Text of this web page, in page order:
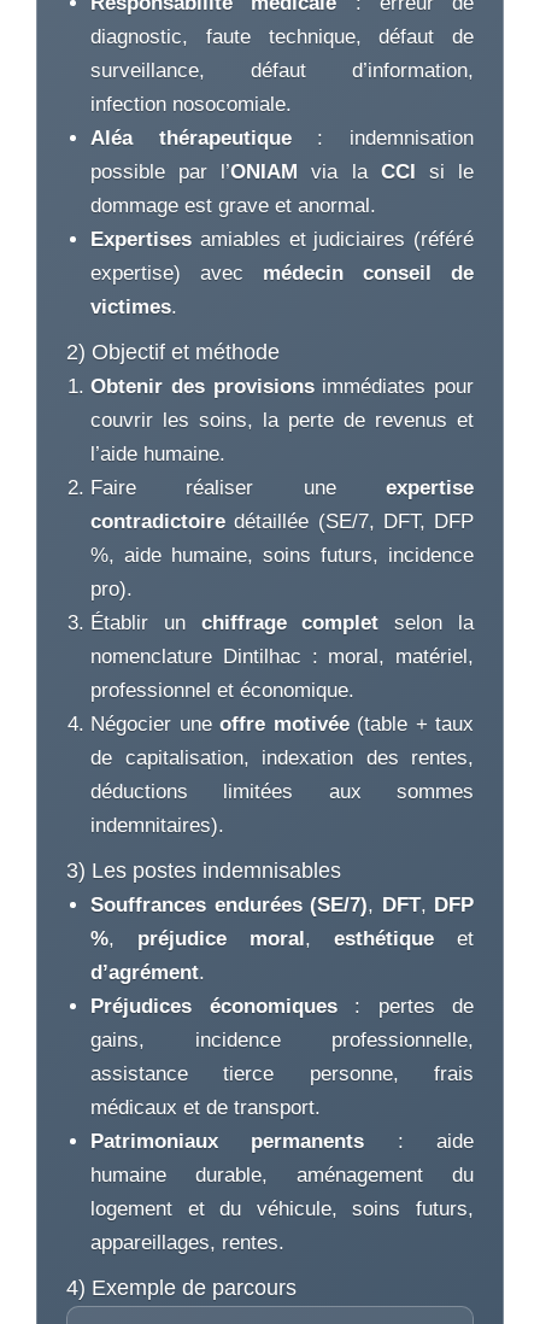
diagnostic, faute technique, défaut de
surveillance, défaut d’information,
infection nosocomiale.
Aléa thérapeutique: indemnisation
possible par l’ONIAM via la CCI si le
dommage est grave et anormal.
Expertises amiables et judiciaires (référé
expertise) avec médecin conseil de
victimes.
2) Objectif et méthode
Obtenir des provisionsimmédiates pour
couvrir les soins, la perte de revenus et
l’aide humaine.
Faire réaliser une expertise
contradictoire détaillée (SE/7, DFT, DFP
%, aide humaine, soins futurs, incidence
pro).
Établir un chiffrage complet selon la
nomenclature Dintilhac : moral, matériel,
professionnel et économique.
Négocier une offre motivée(table + taux
de capitalisation, indexation des rentes,
déductions limitées aux sommes
indemnitaires).
3) Les postes indemnisables
Souffrances endurées (SE/7), DFT, DFP
%, préjudice moral, esthétique et
d’agrément.
Préjudices économiques: pertes de
gains, incidence professionnelle,
assistance tierce personne, frais
médicaux et de transport.
Patrimoniaux permanents : aide
humaine durable, aménagement du
logement et du véhicule, soins futurs,
appareillages, rentes.
4) Exemple de parcours